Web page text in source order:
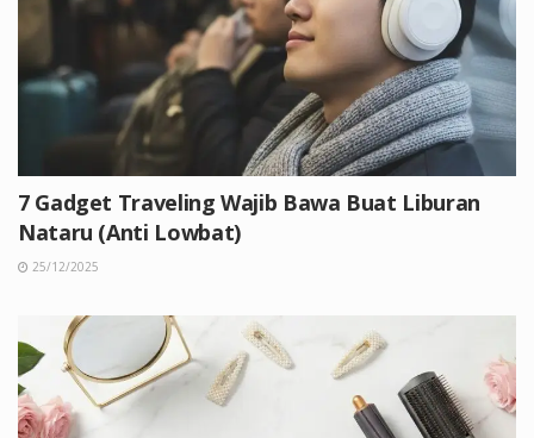
7 Gadget Traveling Wajib Bawa Buat Liburan
Nataru (Anti Lowbat)
25/12/2025